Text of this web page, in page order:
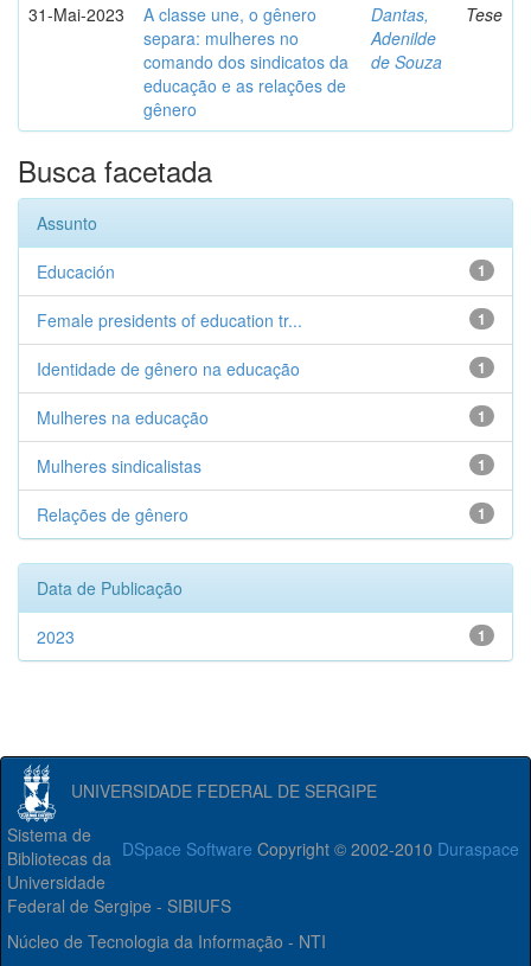
31-Mai-2023
A classe une, o gênero
separa: mulheres no
comando dos sindicatos da
educação e as relações de
gênero
Dantas,
Adenilde
de Souza
Tese
Busca facetada
Assunto
1
Educación
1
Female presidents of education tr...
1
Identidade de gênero na educação
1
Mulheres na educação
1
Mulheres sindicalistas
1
Relações de gênero
Data de Publicação
1
2023
UNIVERSIDADE FEDERAL DE SERGIPE
DSpace Software Copyright © 2002-2010 Duraspace
Sistema de
Bibliotecas da
Universidade
Federal de Sergipe - SIBIUFS
Núcleo de Tecnologia da Informação - NTI